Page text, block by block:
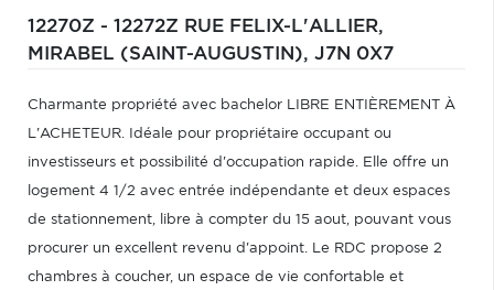
12270Z - 12272Z RUE FELIX-L'ALLIER,
MIRABEL (SAINT-AUGUSTIN), J7N 0X7
Charmante propriété avec bachelor LIBRE ENTIÈREMENT À
L'ACHETEUR. Idéale pour propriétaire occupant ou
investisseurs et possibilité d'occupation rapide. Elle offre un
logement 4 1/2 avec entrée indépendante et deux espaces
de stationnement, libre à compter du 15 aout, pouvant vous
procurer un excellent revenu d'appoint. Le RDC propose 2
chambres à coucher, un espace de vie confortable et